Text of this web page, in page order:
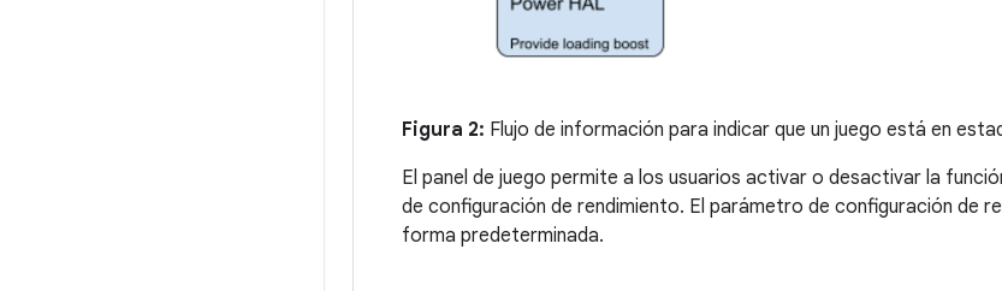
Figura 2: Flujo de información para indicar que un juego está en
El panel de juego permite a los usuarios activar o desactivar la
de configuración de rendimiento. El parámetro de configuración de
forma predeterminada.